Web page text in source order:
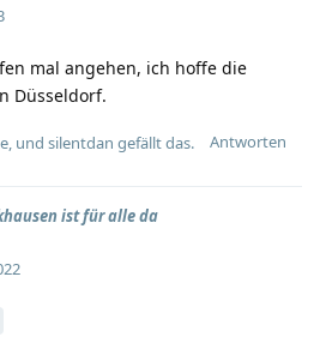
mal angehen, ich hoffe die
Düsseldorf.
Antworten
, und silentdan gefällt das.
ist für alle da